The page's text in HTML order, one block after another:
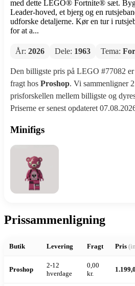
med dette LEGO® Fortnite® sæt.
Leader-hoved, et bjerg og en
udforske detaljerne. Kør en tur i
for at a...
År: 2026 Dele: 1963 Tema:
Den billigste pris på LEGO #77082
fragt hos Proshop. Vi sammenligner
prisforskellen mellem billigste og
Priserne er senest opdateret
Minifigs
Prissammenligning
Butik Levering Fragt Pris
Proshop
2-12
hverdage
0,00
kr.